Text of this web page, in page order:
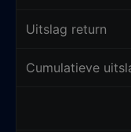
Uitslag return
Cumulatieve